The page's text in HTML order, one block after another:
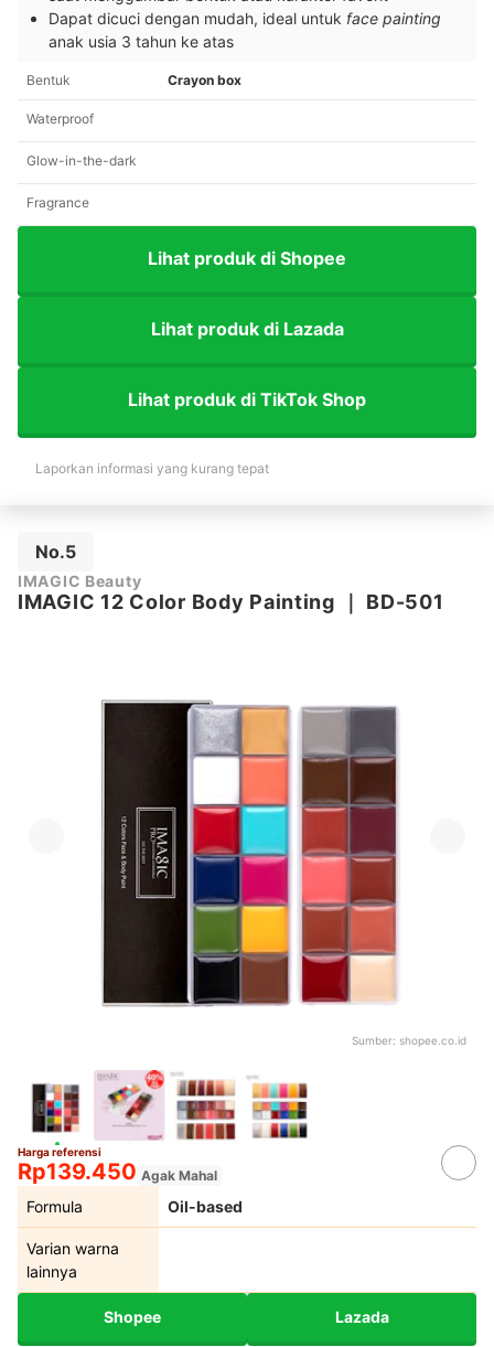
Dapat dicuci dengan mudah, ideal untuk face painting
anak usia 3 tahun ke atas
Bentuk Crayon box
Waterproof
Glow-in-the-dark
Fragrance
Lihat produk di Shopee
Lihat produk di Lazada
Lihat produk di TikTok Shop
Laporkan informasi yang kurang tepat
No.5
IMAGIC Beauty
IMAGIC 12 Color Body Painting ｜ BD-501
Sumber: shopee.co.id
Harga referensi
Rp139.450 Agak Mahal
Formula Oil-based
Varian warna
lainnya
Shopee Lazada